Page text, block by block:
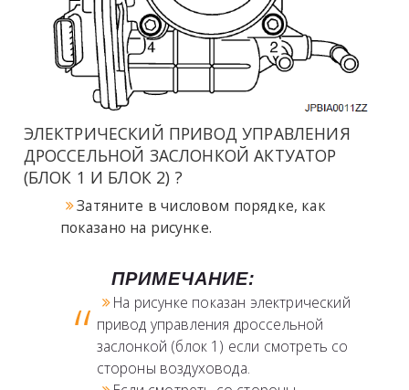
ЭЛЕКТРИЧЕСКИЙ ПРИВОД УПРАВЛЕНИЯ
ДРОССЕЛЬНОЙ ЗАСЛОНКОЙ АКТУАТОР
(БЛОК 1 И БЛОК 2) ?
Затяните в числовом порядке, как
показано на рисунке.
ПРИМЕЧАНИЕ:
На рисунке показан электрический
привод управления дроссельной
заслонкой (блок 1) если смотреть со
стороны воздуховода.